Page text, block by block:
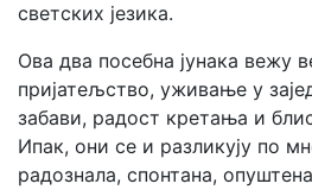
светских језика.
Ова два посебна јунака вежу
пријатељство, уживање у
забави, радост кретања и
Ипак, они се и разликују по
радознала, спонтана,